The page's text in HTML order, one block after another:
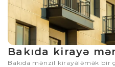
Bakıda kirayə
Bakıda mənzil kirayələmək bir